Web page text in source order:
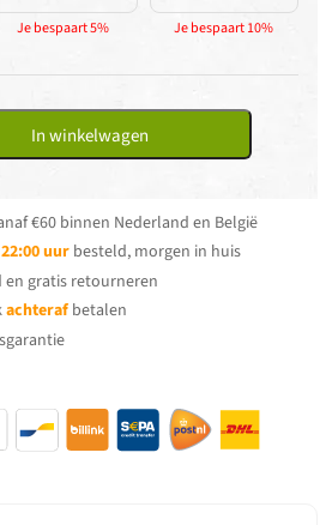
Je bespaart 5% Je bespaart 10%
In winkelwagen
€60 binnen Nederland en België
22:00 uur besteld, morgen in huis
en gratis retourneren
achteraf betalen